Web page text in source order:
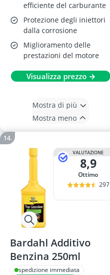
efficiente del carburante
Protezione degli iniettori
dalla corrosione
Miglioramento delle
prestazioni del motore
Visualizza prezzo →
Mostra di più
Mostra meno
VALUTAZIONE
8,9
Ottimo
297
Bardahl Additivo
Benzina 250ml
spedizione immediata